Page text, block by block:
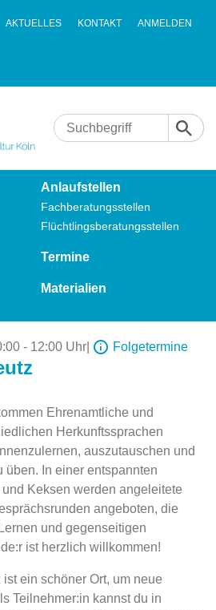
AKTUELLES KONTAKT ANMELDEN
Anlaufstellen
Fachberatungsstellen
Flüchtlingsberatungsstellen
Termine
Materialien
- 12:00 Uhr Folgetermine
Ehrenamtliche und
Herkunftssprachen
auszutauschen und
üben. In einer entspannten
Keksen werden angeleitete
angeboten, die
und gegenseitigen
ist herzlich willkommen!
ein schöner Ort, um neue
Teilnehmer:in kannst du in